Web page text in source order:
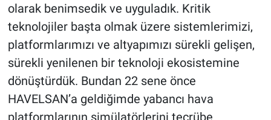
olarak benimsedik ve uyguladık. Kritik
teknolojiler başta olmak üzere sistemlerimizi,
platformlarımızı ve altyapımızı sürekli gelişen,
sürekli yenilenen bir teknoloji ekosistemine
dönüştürdük. Bundan 22 sene önce
HAVELSAN’a geldiğimde yabancı hava
platformlarının simülatörlerini tecrübe